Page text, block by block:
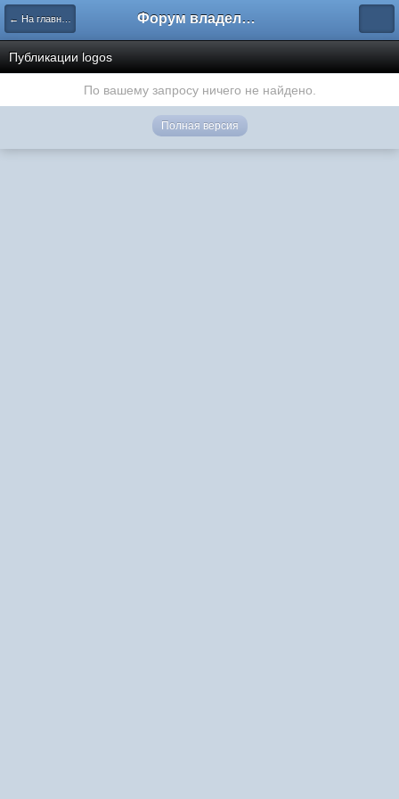
← На главную Форум владельцев интернет-магазинов
Публикации logos
По вашему запросу ничего не найдено.
Полная версия